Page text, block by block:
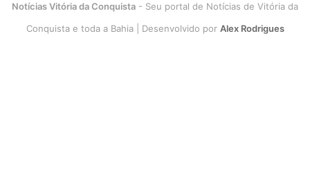
Notícias Vitória da Conquista - Seu portal de Notícias de Vitória da
Conquista e toda a Bahia | Desenvolvido por Alex Rodrigues